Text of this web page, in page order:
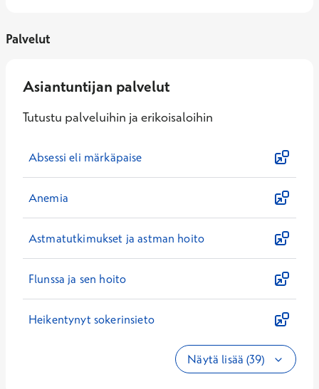
Palvelut
Asiantuntijan palvelut
Tutustu palveluihin ja erikoisaloihin
Absessi eli märkäpaise
Anemia
Astmatutkimukset ja astman hoito
Flunssa ja sen hoito
Heikentynyt sokerinsieto
Näytä lisää (39)